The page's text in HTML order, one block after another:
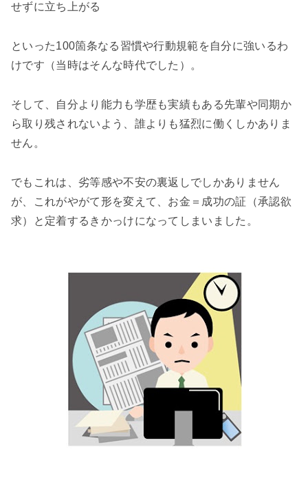
せずに立ち上がる
といった100箇条なる習慣や行動規範を自分に強いるわ
けです（当時はそんな時代でした）。
そして、自分より能力も学歴も実績もある先輩や同期か
ら取り残されないよう、誰よりも猛烈に働くしかありま
せん。
でもこれは、劣等感や不安の裏返しでしかありません
が、これがやがて形を変えて、お金＝成功の証（承認欲
求）と定着するきかっけになってしまいました。